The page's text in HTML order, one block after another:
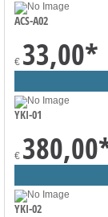
ACS-A02
€ 33,00*
YKI-01
€ 380,00
YKI-02